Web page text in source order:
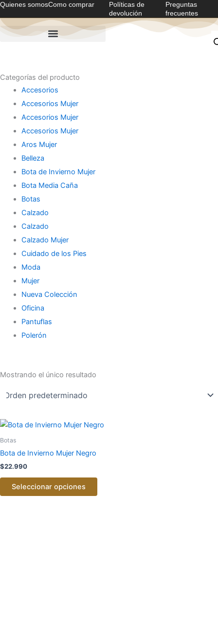
Ir
al
contenido
Quienes somosComo comprar
Políticas de
devolución
Preguntas
frecuentes
Categorías del producto
Accesorios
Accesorios Mujer
Accesorios Mujer
Accesorios Mujer
Aros Mujer
Belleza
Bota de Invierno Mujer
Bota Media Caña
Botas
Calzado
Calzado
Calzado Mujer
Cuidado de los Pies
Moda
Mujer
Nueva Colección
Oficina
Pantuflas
Polerón
Mostrando el único resultado
Botas
Bota de Invierno Mujer Negro
$22.990
Seleccionar opciones
Este
opciones